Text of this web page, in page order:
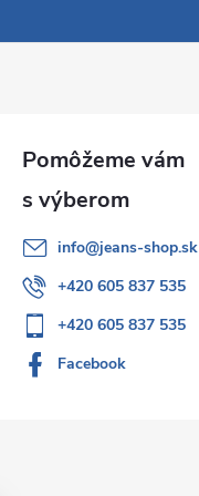
info@jeans-shop.sk
+420 605 837 535
+420 605 837 535
Facebook